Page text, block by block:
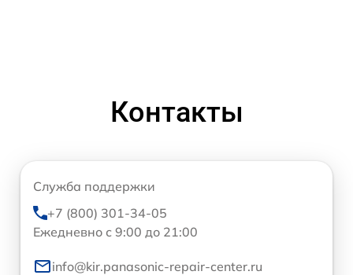
Контакты
Служба поддержки
+7 (800) 301-34-05
Ежедневно с 9:00 до 21:00
info@kir.panasonic-repair-center.ru